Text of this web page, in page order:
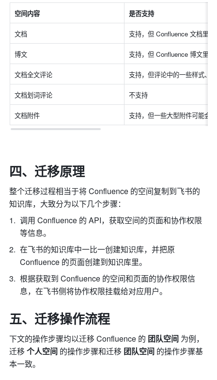
空间内容 是否支持
文档 支持，但 Confluence 文档里
博文 支持，但 Confluence 博文里
文档全文评论 支持，但评论中的一些样式、
文档划词评论 不支持
文档附件 支持，但一些大型附件可能会
四、迁移原理
整个迁移过程相当于将 Confluence 的空间复制到飞书的
知识库，大致分为以下几个步骤：
调用 Confluence 的 API，获取空间的页面和协作权限
等信息。
在飞书的知识库中一比一创建知识库，并把原
Confluence 的页面创建到知识库里。
根据获取到 Confluence 的空间和页面的协作权限信
息，在飞书侧将协作权限挂载给对应用户。
五、迁移操作流程
下文的操作步骤均以迁移 Confluence 的 团队空间 为例，
迁移 个人空间 的操作步骤和迁移 团队空间 的操作步骤基
本一致。